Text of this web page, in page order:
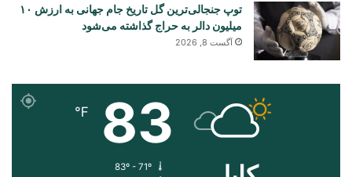
توپ جنجالی‌ترین گل تاریخ جام جهانی به ارزش ۱۰
میلیون دالر به حراج گذاشته می‌شود
آگست 8, 2026
83
℉